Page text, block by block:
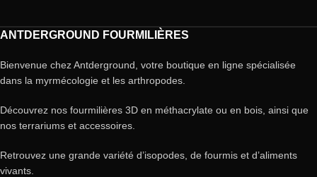
ANTDERGROUND FOURMILIÈRES
Bienvenue chez Antderground, votre boutique en ligne spécialisée
dans la myrmécologie et les arthropodes.
Découvrez nos fourmilières 3D en méthacrylate ou en bois, ainsi que
nos terrariums et accessoires.
Retrouvez une grande variété d’isopodes, de fourmis et d’aliments
vivants.